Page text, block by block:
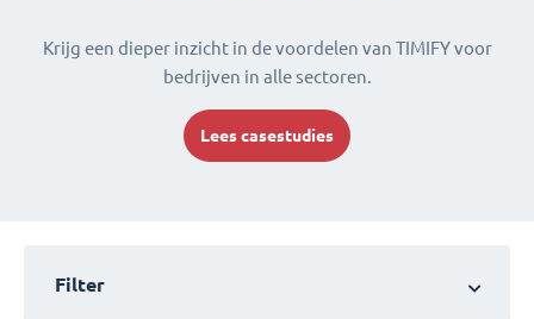
Krijg een dieper inzicht in de voordelen van TIMIFY voor
bedrijven in alle sectoren.
Lees casestudies
Filter